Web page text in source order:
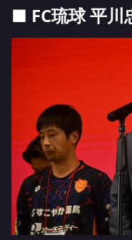
■ FC琉球 平川